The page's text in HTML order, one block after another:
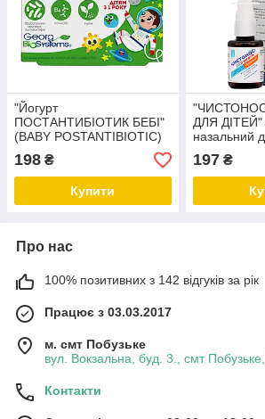
"Йогурт
ПОСТАНТИБІОТИК БЕБІ"
(BABY POSTANTIBIOTIC)
Georg BioSystems
198 ₴
Купити
ДЛЯ ДІТЕЙ"
назальний
Georg
197₴
Про нас
100% позитивних з 142 відгуків за рік
Працює з 03.03.2017
м. смт Побузьке
вул. Вокзальна, буд. 3., смт
Контакти